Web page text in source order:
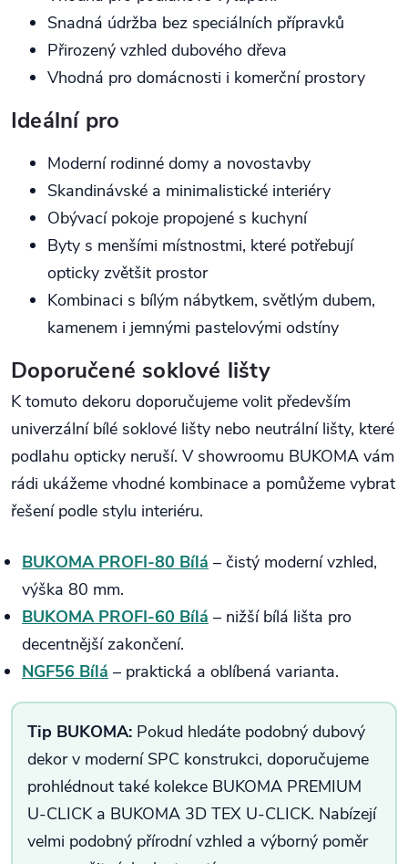
Snadná údržba bez speciálních přípravků
Přirozený vzhled dubového dřeva
Vhodná pro domácnosti i komerční prostory
Ideální pro
Moderní rodinné domy a novostavby
Skandinávské a minimalistické interiéry
Obývací pokoje propojené s kuchyní
Byty s menšími místnostmi, které potřebují
opticky zvětšit prostor
Kombinaci s bílým nábytkem, světlým dubem,
kamenem i jemnými pastelovými odstíny
Doporučené soklové lišty
K tomuto dekoru doporučujeme volit především
univerzální bílé soklové lišty nebo neutrální lišty, které
podlahu opticky neruší. V showroomu BUKOMA vám
rádi ukážeme vhodné kombinace a pomůžeme vybrat
řešení podle stylu interiéru.
BUKOMA PROFI-80 Bílá – čistý moderní vzhled,
výška 80 mm.
BUKOMA PROFI-60 Bílá – nižší bílá lišta pro
decentnější zakončení.
NGF56 Bílá – praktická a oblíbená varianta.
Tip BUKOMA: Pokud hledáte podobný dubový
dekor v moderní SPC konstrukci, doporučujeme
prohlédnout také kolekce BUKOMA PREMIUM
U-CLICK a BUKOMA 3D TEX U-CLICK. Nabízejí
velmi podobný přírodní vzhled a výborný poměr